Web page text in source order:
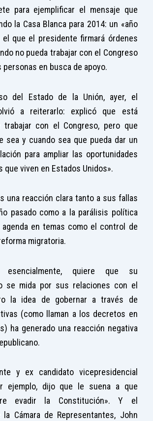
para ejemplificar el mensaje que
la Casa Blanca para 2014: un «año
que el presidente firmará órdenes
no pueda trabajar con el Congreso
personas en busca de apoyo.
del Estado de la Unión, ayer, el
a reiterarlo: explicó que está
trabajar con el Congreso, pero que
sea y cuando sea que pueda dar un
para ampliar las oportunidades
que viven en Estados Unidos».
una reacción clara tanto a sus fallas
pasado como a la parálisis política
en temas como el control de
migratoria.
esencialmente, quiere que su
se mida por sus relaciones con el
la idea de gobernar a través de
(como llaman a los decretos en
ha generado una reacción negativa
y ex candidato vicepresidencial
ejemplo, dijo que le suena a que
evadir la Constitución». Y el
Cámara de Representantes, John